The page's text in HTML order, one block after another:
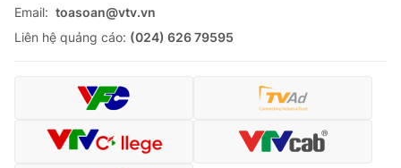
Email: toasoan@vtv.vn
Liên hệ quảng cáo: (024) 626 79595